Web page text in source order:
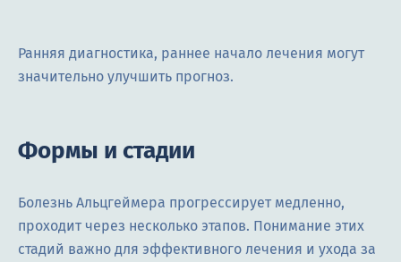
Ранняя диагностика, раннее начало лечения могут
значительно улучшить прогноз.
Формы и стадии
Болезнь Альцгеймера прогрессирует медленно,
проходит через несколько этапов. Понимание этих
стадий важно для эффективного лечения и ухода за